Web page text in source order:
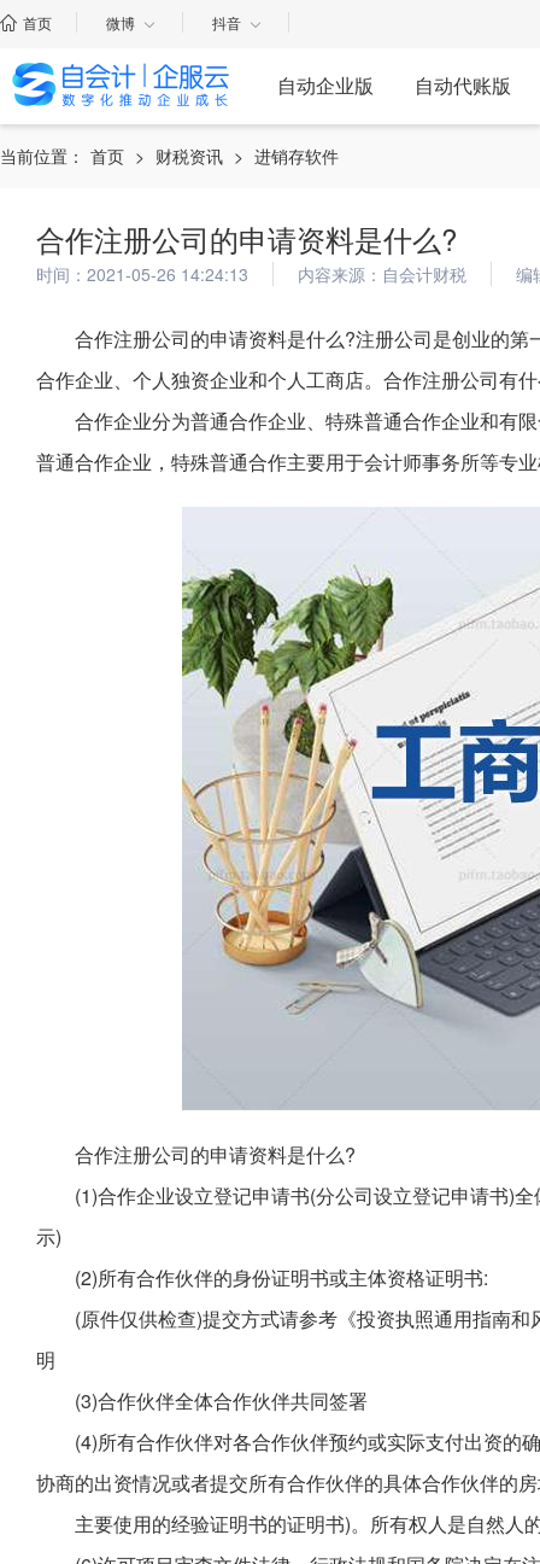
首页 微博 抖音
自动企业版 自动代账版
当前位置： 首页 > 财税资讯 > 进销存软件
合作注册公司的申请资料是什么?
时间：2021-05-26 14:24:13 内容来源：自会计财税 编
合作注册公司的申请资料是什么?注册公司是创业的
合作企业、个人独资企业和个人工商店。合作注册公司有
合作企业分为普通合作企业、特殊普通合作企业和有
普通合作企业，特殊普通合作主要用于会计师事务所等专
合作注册公司的申请资料是什么?
(1)合作企业设立登记申请书(分公司设立登记申请书)
示)
(2)所有合作伙伴的身份证明书或主体资格证明书:
(原件仅供检查)提交方式请参考《投资执照通用指南
明
(3)合作伙伴全体合作伙伴共同签署
(4)所有合作伙伴对各合作伙伴预约或实际支付出资的
协商的出资情况或者提交所有合作伙伴的具体合作伙伴的
主要使用的经验证明书的证明书)。所有权人是自然人